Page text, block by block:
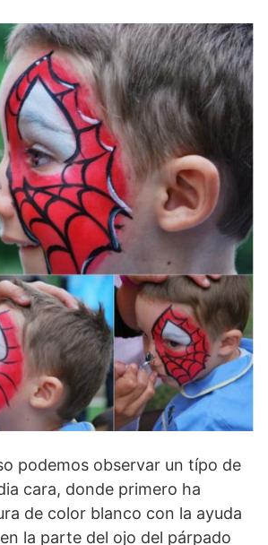
podemos observar un típo de
cara, donde primero ha
de color blanco con la ayuda
la parte del ojo del párpado